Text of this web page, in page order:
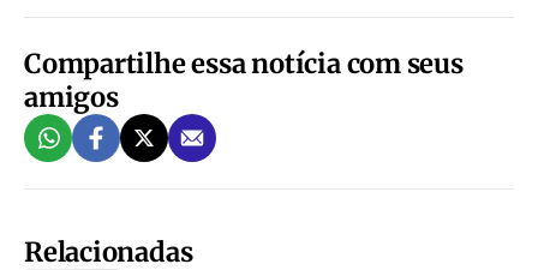
Compartilhe essa notícia com seus
amigos
Relacionadas